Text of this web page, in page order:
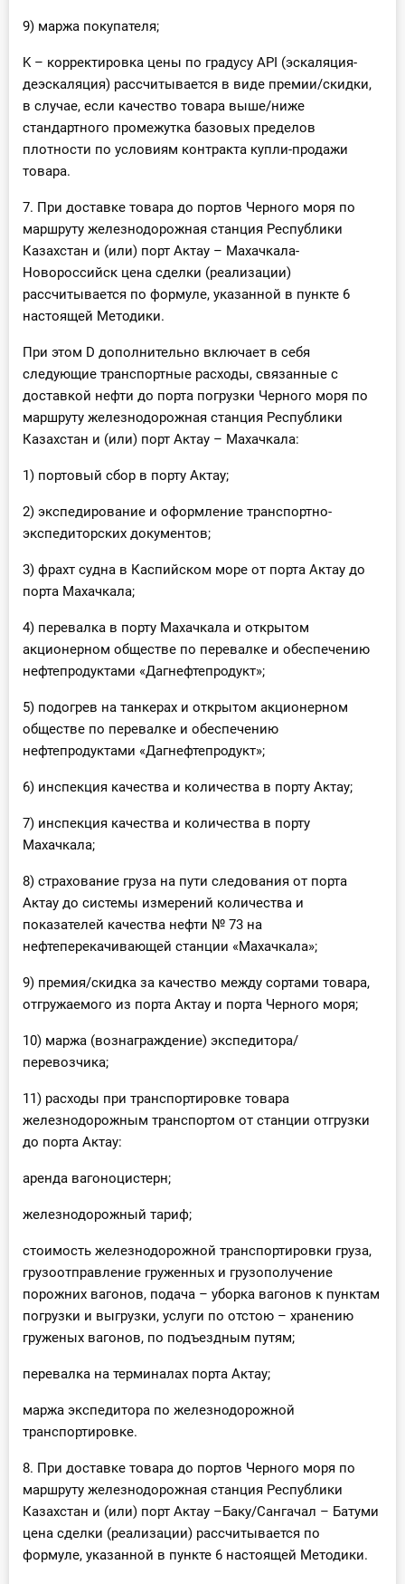
9) маржа покупателя;
K – корректировка цены по градусу API (эскаляция-
деэскаляция) рассчитывается в виде премии/скидки,
в случае, если качество товара выше/ниже
стандартного промежутка базовых пределов
плотности по условиям контракта купли-продажи
товара.
7. При доставке товара до портов Черного моря по
маршруту железнодорожная станция Республики
Казахстан и (или) порт Актау – Махачкала-
Новороссийск цена сделки (реализации)
рассчитывается по формуле, указанной в пункте 6
настоящей Методики.
При этом D дополнительно включает в себя
следующие транспортные расходы, связанные с
доставкой нефти до порта погрузки Черного моря по
маршруту железнодорожная станция Республики
Казахстан и (или) порт Актау – Махачкала:
1) портовый сбор в порту Актау;
2) экспедирование и оформление транспортно-
экспедиторских документов;
3) фрахт судна в Каспийском море от порта Актау до
порта Махачкала;
4) перевалка в порту Махачкала и открытом
акционерном обществе по перевалке и обеспечению
нефтепродуктами «Дагнефтепродукт»;
5) подогрев на танкерах и открытом акционерном
обществе по перевалке и обеспечению
нефтепродуктами «Дагнефтепродукт»;
6) инспекция качества и количества в порту Актау;
7) инспекция качества и количества в порту
Махачкала;
8) страхование груза на пути следования от порта
Актау до системы измерений количества и
показателей качества нефти № 73 на
нефтеперекачивающей станции «Махачкала»;
9) премия/скидка за качество между сортами товара,
отгружаемого из порта Актау и порта Черного моря;
10) маржа (вознаграждение) экспедитора/
перевозчика;
11) расходы при транспортировке товара
железнодорожным транспортом от станции отгрузки
до порта Актау:
аренда вагоноцистерн;
железнодорожный тариф;
стоимость железнодорожной транспортировки груза,
грузоотправление груженных и грузополучение
порожних вагонов, подача – уборка вагонов к пунктам
погрузки и выгрузки, услуги по отстою – хранению
груженых вагонов, по подъездным путям;
перевалка на терминалах порта Актау;
маржа экспедитора по железнодорожной
транспортировке.
8. При доставке товара до портов Черного моря по
маршруту железнодорожная станция Республики
Казахстан и (или) порт Актау –Баку/Сангачал – Батуми
цена сделки (реализации) рассчитывается по
формуле, указанной в пункте 6 настоящей Методики.